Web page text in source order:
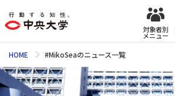
対象者別
メニュー
HOME #MikoSeaのニュース一覧